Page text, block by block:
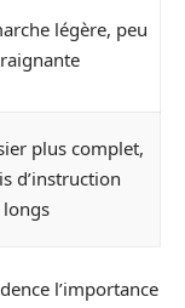
légère, peu
plus complet,
d’instruction
longs
l’importance